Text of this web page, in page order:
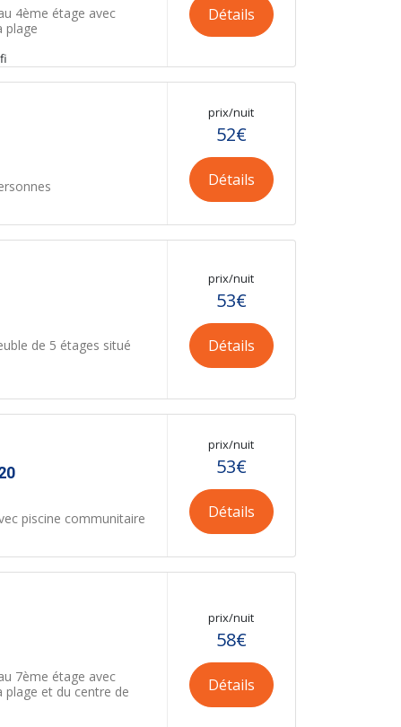
4ème étage avec
plage
Détails
prix/nuit
52€
Détails
de 5 étages situé
prix/nuit
53€
Détails
piscine communitaire
prix/nuit
53€
Détails
7ème étage avec
plage et du centre de
prix/nuit
58€
Détails